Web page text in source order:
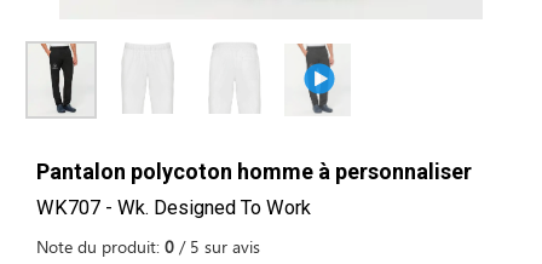
Pantalon polycoton homme à personnaliser
WK707 - Wk. Designed To Work
Note du produit: 0 / 5 sur avis